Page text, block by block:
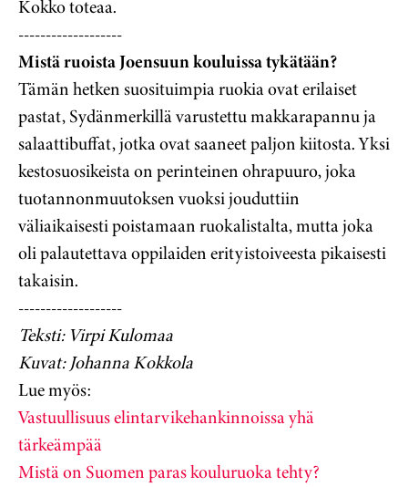
Kokko toteaa.
-------------------
Mistä ruoista Joensuun kouluissa tykätään?
Tämän hetken suosituimpia ruokia ovat erilaiset
pastat, Sydänmerkillä varustettu makkarapannu ja
salaattibuffat, jotka ovat saaneet paljon kiitosta. Yksi
kestosuosikeista on perinteinen ohrapuuro, joka
tuotannonmuutoksen vuoksi jouduttiin
väliaikaisesti poistamaan ruokalistalta, mutta joka
oli palautettava oppilaiden erityistoiveesta pikaisesti
takaisin.
-------------------
Teksti: Virpi Kulomaa
Kuvat: Johanna Kokkola
Lue myös:
Vastuullisuus elintarvikehankinnoissa yhä
tärkeämpää
Mistä on Suomen paras kouluruoka tehty?